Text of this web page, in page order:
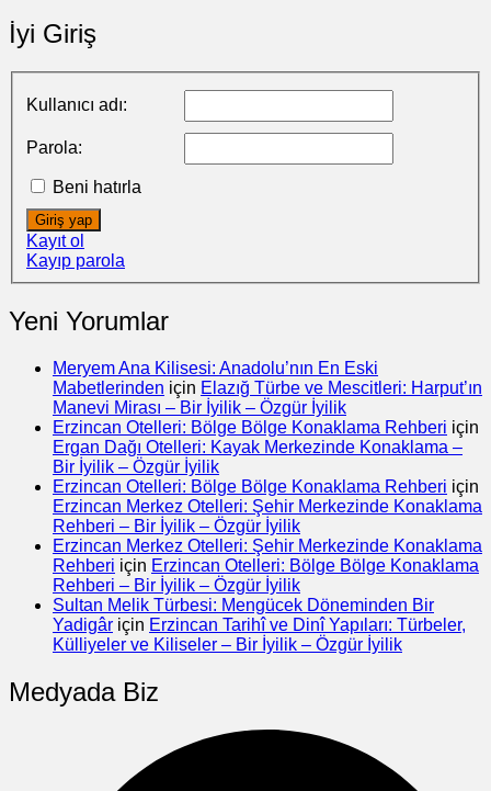
İyi Giriş
Kullanıcı adı:
Parola:
Beni hatırla
Giriş yap
Kayıt ol
Kayıp parola
Yeni Yorumlar
Meryem Ana Kilisesi: Anadolu’nın En Eski
Mabetlerinden için Elazığ Türbe ve Mescitleri: Harput’ın
Manevi Mirası – Bir İyilik – Özgür İyilik
Erzincan Otelleri: Bölge Bölge Konaklama Rehberi için
Ergan Dağı Otelleri: Kayak Merkezinde Konaklama –
Bir İyilik – Özgür İyilik
Erzincan Otelleri: Bölge Bölge Konaklama Rehberi için
Erzincan Merkez Otelleri: Şehir Merkezinde Konaklama
Rehberi – Bir İyilik – Özgür İyilik
Erzincan Merkez Otelleri: Şehir Merkezinde Konaklama
Rehberi için Erzincan Otelleri: Bölge Bölge Konaklama
Rehberi – Bir İyilik – Özgür İyilik
Sultan Melik Türbesi: Mengücek Döneminden Bir
Yadigâr için Erzincan Tarihî ve Dinî Yapıları: Türbeler,
Külliyeler ve Kiliseler – Bir İyilik – Özgür İyilik
Medyada Biz